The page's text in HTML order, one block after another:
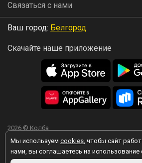
Мы используем cookies, чтобы сайт
нами, вы соглашаетесь на использование
Связаться с нами
Ваш город: Белгород
Скачайте наше приложение
2026 © Колба